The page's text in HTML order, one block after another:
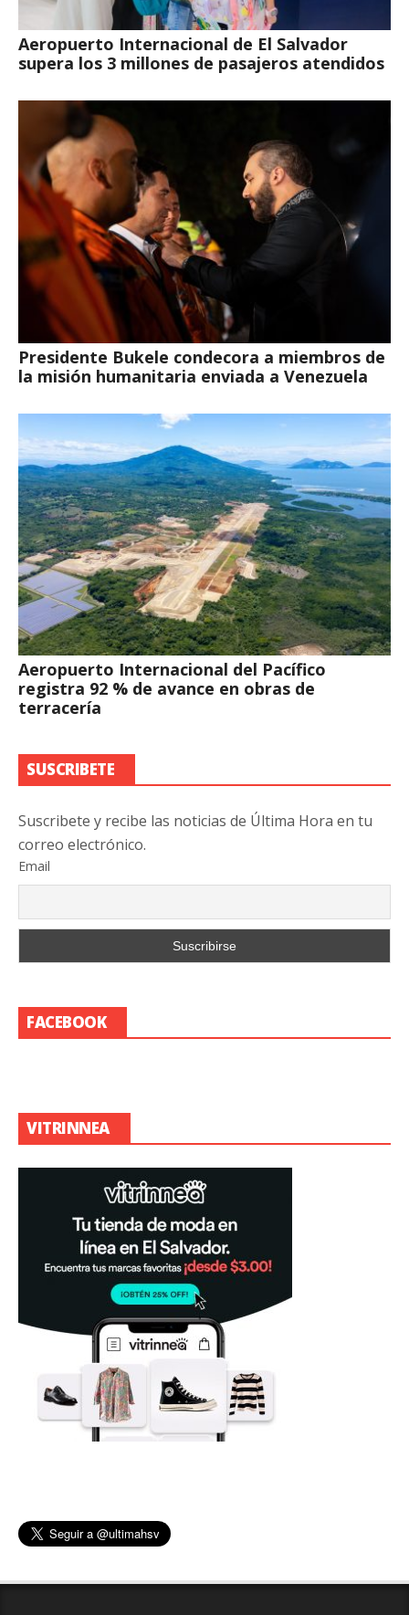
Aeropuerto Internacional de El Salvador
supera los 3 millones de pasajeros atendidos
Presidente Bukele condecora a miembros de
la misión humanitaria enviada a Venezuela
Aeropuerto Internacional del Pacífico
registra 92 % de avance en obras de
terracería
SUSCRIBETE
Suscribete y recibe las noticias de Última Hora en tu
correo electrónico.
Email
FACEBOOK
VITRINNEA